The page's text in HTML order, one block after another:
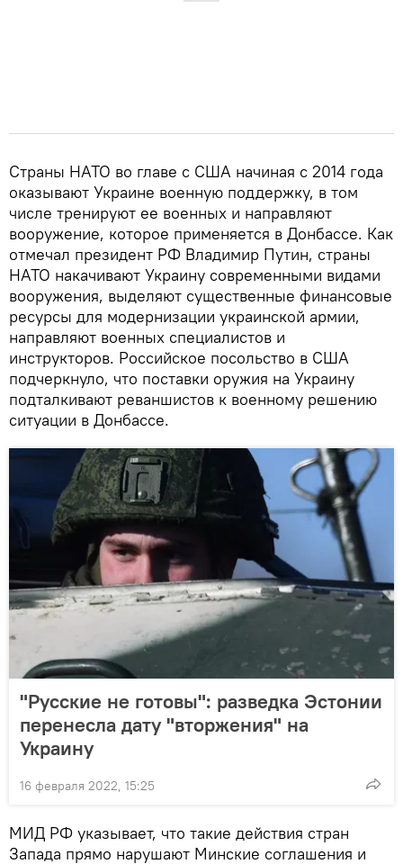
Страны НАТО во главе с США начиная с 2014 года
оказывают Украине военную поддержку, в том
числе тренируют ее военных и направляют
вооружение, которое применяется в Донбассе. Как
отмечал президент РФ Владимир Путин, страны
НАТО накачивают Украину современными видами
вооружения, выделяют существенные финансовые
ресурсы для модернизации украинской армии,
направляют военных специалистов и
инструкторов. Российское посольство в США
подчеркнуло, что поставки оружия на Украину
подталкивают реваншистов к военному решению
ситуации в Донбассе.
"Русские не готовы": разведка Эстонии
перенесла дату "вторжения" на
Украину
16 февраля 2022, 15:25
МИД РФ указывает, что такие действия стран
Запада прямо нарушают Минские соглашения и